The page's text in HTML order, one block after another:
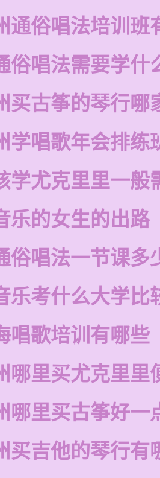
通俗唱法培训班
俗唱法需要学什
买古筝的琴行哪
学唱歌年会排练
学尤克里里一般
乐的女生的出路
俗唱法一节课多
乐考什么大学比
唱歌培训有哪些
哪里买尤克里里
哪里买古筝好一
买吉他的琴行有